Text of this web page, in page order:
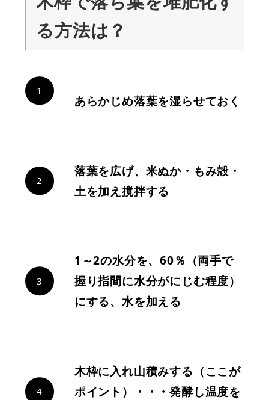
る方法は？
あらかじめ落葉を湿らせておく
落葉を広げ、米ぬか・もみ殻・
土を加え撹拌する
1～2の水分を、60％（両手で
握り指間に水分がにじむ程度）
にする、水を加える
木枠に入れ山積みする（ここが
ポイント）・・・発酵し温度を